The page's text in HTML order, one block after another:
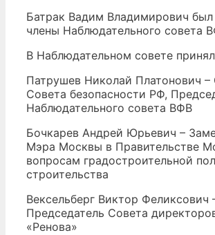
Батрак Вадим Владимирович был
члены Наблюдательного совета
В Наблюдательном совете
Патрушев Николай Платонович –
Совета безопасности РФ,
Наблюдательного совета ВФВ
Бочкарев Андрей Юрьевич –
Мэра Москвы в Правительстве
вопросам градостроительной
строительства
Вексельберг Виктор Феликсович
Председатель Совета
«Ренова»